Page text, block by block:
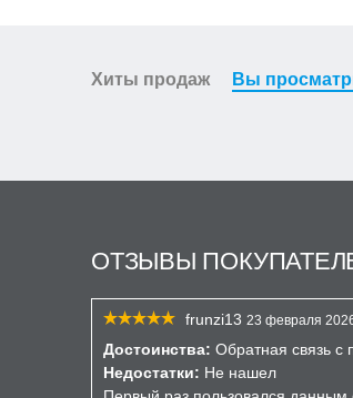
Хиты продаж Вы
ОТЗЫВЫ
frunzi13 23 февраля
Достоинства: Обратная связь с
Недостатки: Не нашел